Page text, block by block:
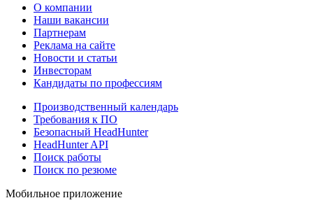
О компании
Наши вакансии
Партнерам
Реклама на сайте
Новости и статьи
Инвесторам
Кандидаты по профессиям
Производственный календарь
Требования к ПО
Безопасный HeadHunter
HeadHunter API
Поиск работы
Поиск по резюме
Мобильное приложение